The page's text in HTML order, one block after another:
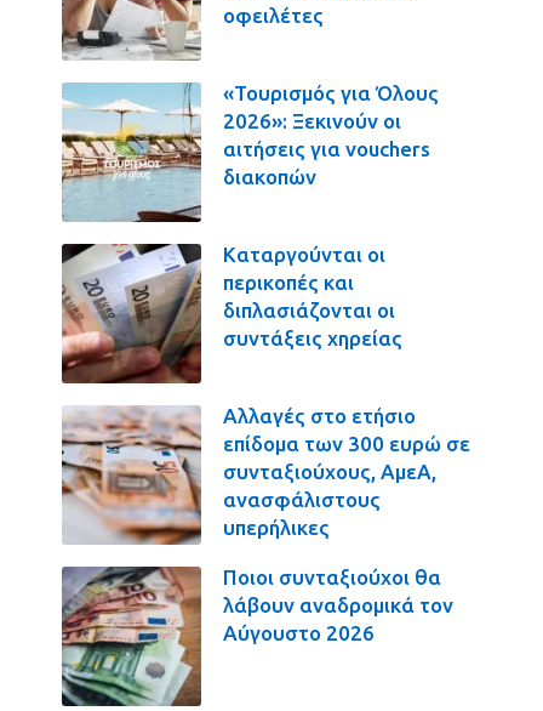
οφειλέτες
«Τουρισμός για Όλους
2026»: Ξεκινούν οι
αιτήσεις για vouchers
διακοπών
Καταργούνται οι
περικοπές και
διπλασιάζονται οι
συντάξεις χηρείας
Αλλαγές στο ετήσιο
επίδομα των 300 ευρώ σε
συνταξιούχους, ΑμεΑ,
ανασφάλιστους
υπερήλικες
Ποιοι συνταξιούχοι θα
λάβουν αναδρομικά τον
Αύγουστο 2026